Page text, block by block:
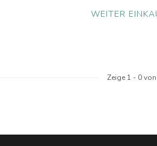
WEITER
Zeige 1 - 0